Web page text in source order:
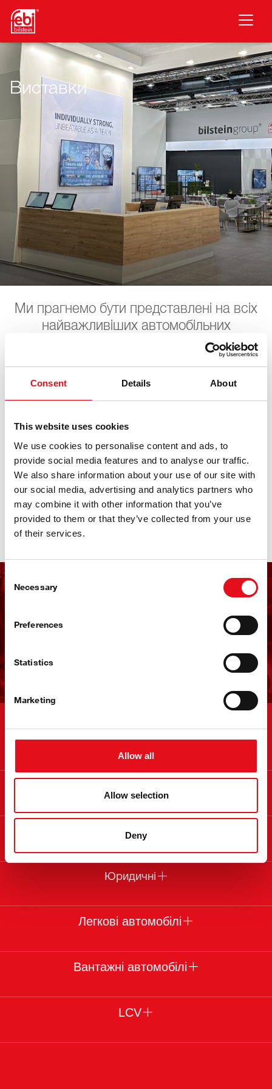
Consent Details About
This website uses cookies
We use cookies to personalise content and ads, to
provide social media features and to analyse our traffic.
We also share information about your use of our site with
our social media, advertising and analytics partners who
may combine it with other information that you’ve
provided to them or that they’ve collected from your use
of their services.
Consent
Selection
Necessary
Preferences
Statistics
Marketing
Allow all
Allow selection
Deny
Перейти до основного змісту
Виставки
Ми прагнемо бути представлені на всіх
найважливіших автомобільних
виставках. Тут ви можете знайти
інформацію стосовно дат майбутніх
подій. Будемо чекати на ваш візит.
WM SE Werkstattmesse
04. вересня 2026 - 06. вересня 2026 · Dortmund ·
open in Maps
Отримуйте розсилку
Контакти
Про febi
Юридичні
Легкові автомобілі
Вантажні автомобілі
LCV